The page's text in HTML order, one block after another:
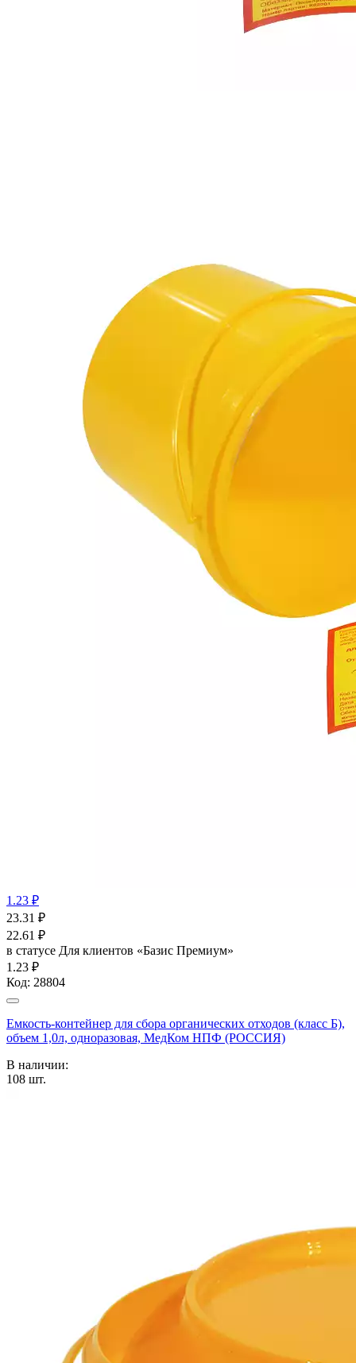
1.23 ₽
23.31 ₽
22.61 ₽
в статусе Для клиентов «Базис Премиум»
1.23 ₽
Код: 28804
Емкость-контейнер для сбора органических отходов (класс Б),
объем 1,0л, одноразовая, МедКом НПФ (РОССИЯ)
В наличии:
108 шт.